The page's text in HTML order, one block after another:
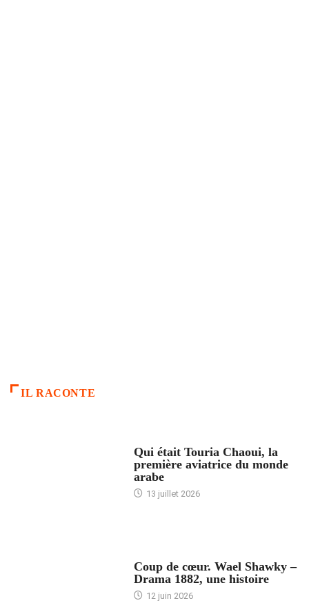
IL RACONTE
Qui était Touria Chaoui, la
première aviatrice du monde
arabe
13 juillet 2026
Coup de cœur. Wael Shawky –
Drama 1882, une histoire
12 juin 2026